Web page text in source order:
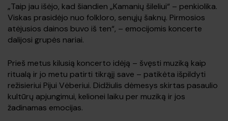
„Taip jau išėjo, kad šiandien „Kamanių šileliui“ – penkiolika.
Viskas prasidėjo nuo folkloro, senųjų šaknų. Pirmosios
atėjusios dainos buvo iš ten“, – emocijomis koncerte
dalijosi grupės nariai.
Prieš metus kilusią koncerto idėją – švęsti muziką kaip
ritualą ir jo metu patirti tikrąjį save – patikėta išpildyti
režisieriui Pijui Vėberiui. Didžiulis dėmesys skirtas pasaulio
kultūrų apjungimui, kelionei laiku per muziką ir jos
žadinamas emocijas.